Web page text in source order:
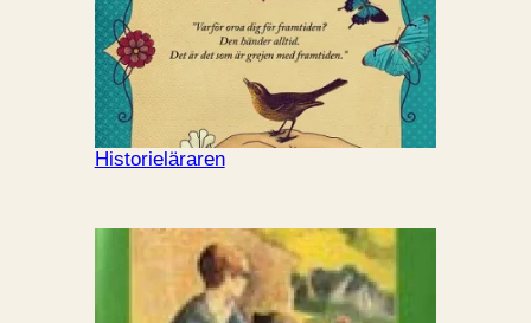
Historieläraren